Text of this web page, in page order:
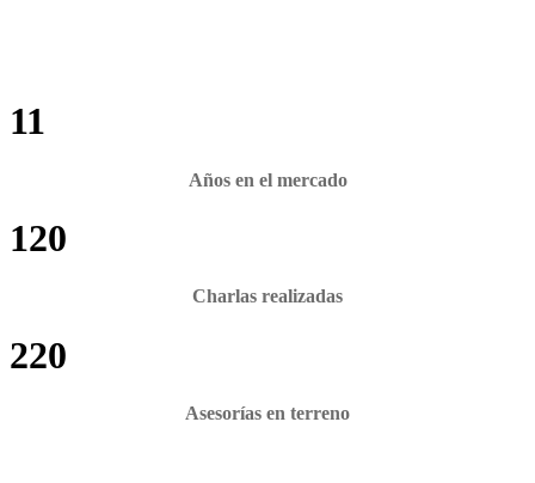
11
Años en el mercado
120
Charlas realizadas
220
Asesorías en terreno